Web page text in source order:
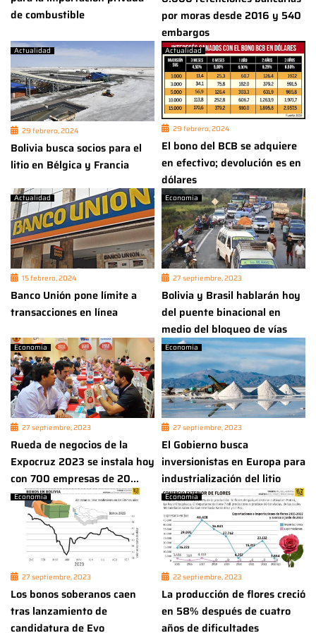
de combustible
por moras desde 2016 y 540
embargos
Actualidad
29 febrero, 2024
Bolivia busca socios para el
litio en Bélgica y Francia
Actualidad
29 febrero, 2024
El bono del BCB se adquiere
en efectivo; devolución es en
dólares
Actualidad
15 febrero, 2024
Banco Unión pone límite a
transacciones en línea
Economía
27 septiembre, 2023
Bolivia y Brasil hablarán hoy
del puente binacional en
medio del bloqueo de vías
Economía
27 septiembre, 2023
Rueda de negocios de la
Expocruz 2023 se instala hoy
con 700 empresas de 20...
Economía
27 septiembre, 2023
El Gobierno busca
inversionistas en Europa para
industrialización del litio
Economía
27 septiembre, 2023
Los bonos soberanos caen
tras lanzamiento de
candidatura de Evo
Economía
22 septiembre, 2023
La producción de flores creció
en 58% después de cuatro
años de dificultades